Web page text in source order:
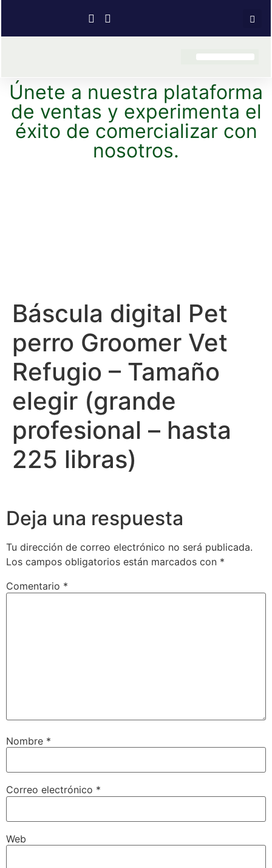
Únete a nuestra plataforma
de ventas y experimenta el
éxito de comercializar con
nosotros.
Báscula digital Pet
perro Groomer Vet
Refugio – Tamaño
elegir (grande
profesional – hasta
225 libras)
Deja una respuesta
Tu dirección de correo electrónico no será publicada.
Los campos obligatorios están marcados con *
Comentario *
Nombre *
Correo electrónico *
Web